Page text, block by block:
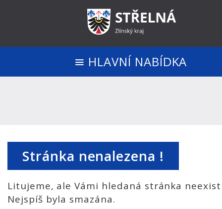
HLAVNÍ NABÍDKA
Stránka nenalezena !
Litujeme, ale Vámi hledaná stránka
Nejspíš byla smazána.